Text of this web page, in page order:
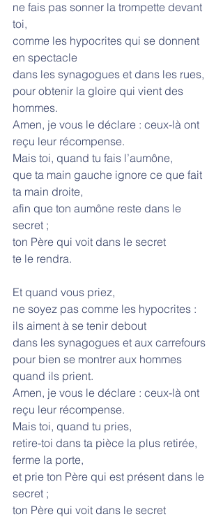
ne fais pas sonner la trompette devant
toi,
comme les hypocrites qui se donnent
en spectacle
dans les synagogues et dans les rues,
pour obtenir la gloire qui vient des
hommes.
Amen, je vous le déclare : ceux-là ont
reçu leur récompense.
Mais toi, quand tu fais l’aumône,
que ta main gauche ignore ce que fait
ta main droite,
afin que ton aumône reste dans le
secret ;
ton Père qui voit dans le secret
te le rendra.
Et quand vous priez,
ne soyez pas comme les hypocrites :
ils aiment à se tenir debout
dans les synagogues et aux carrefours
pour bien se montrer aux hommes
quand ils prient.
Amen, je vous le déclare : ceux-là ont
reçu leur récompense.
Mais toi, quand tu pries,
retire-toi dans ta pièce la plus retirée,
ferme la porte,
et prie ton Père qui est présent dans le
secret ;
ton Père qui voit dans le secret